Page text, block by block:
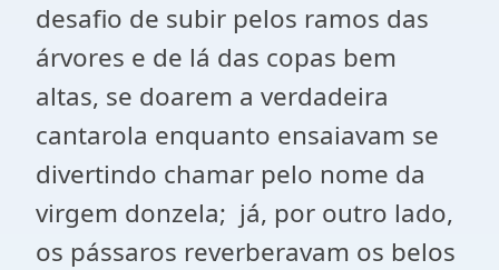
desafio de subir pelos ramos das
árvores e de lá das copas bem
altas, se doarem a verdadeira
cantarola enquanto ensaiavam se
divertindo chamar pelo nome da
virgem donzela; já, por outro lado,
os pássaros reverberavam os belos